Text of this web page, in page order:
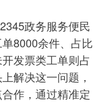
政务服务便民
8000余件、占比
发票类工单则占
解决这一问题，
作，通过精准定